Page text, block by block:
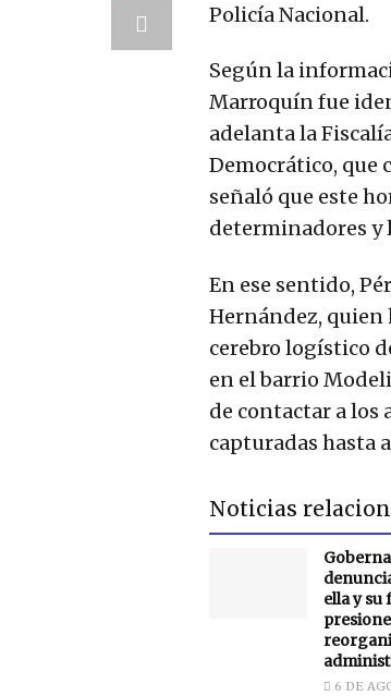
Policía Nacional.
Según la
Marroquín fue
adelanta la
Democrático, que
señaló que este
determinadores y
En ese sentido,
Hernández, quien
cerebro logístico
en el barrio
de contactar a los
capturadas hasta
Noticias
ella y su
6 DE